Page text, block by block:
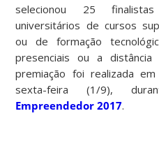
selecionou 25
universitários de cursos
ou de formação
presenciais ou a distância
premiação foi realizada em
sexta-feira (1/9),
Empreendedor 2017.